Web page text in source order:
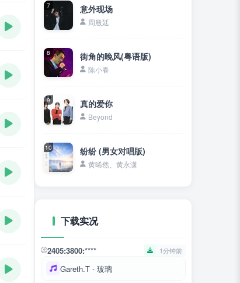
7 意外现场
周殷廷
8 街角的晚风(粤语版)
陈小春
9 真的爱你
Beyond
10 纷纷 (男女对唱版)
黄晞然、黄永潇
下载实况
2405:3800:**** 1分钟前
Gareth.T - 玻璃